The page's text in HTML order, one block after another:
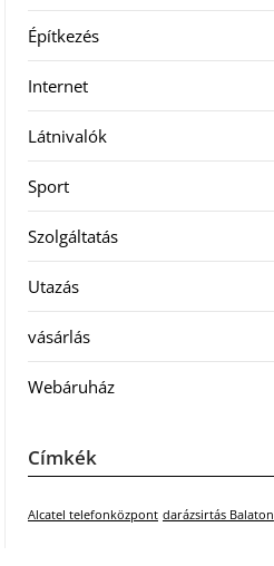
Építkezés
Internet
Látnivalók
Sport
Szolgáltatás
Utazás
vásárlás
Webáruház
Címkék
Alcatel telefonközpont darázsirtás Balaton